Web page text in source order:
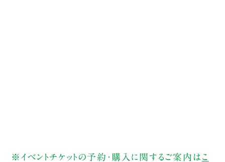
※イベントチケットの予約・購入に関するご案内は こ